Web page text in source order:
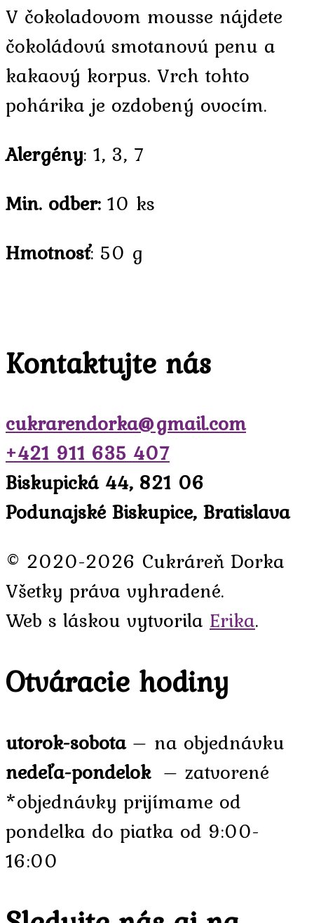
V čokoladovom mousse nájdete
čokoládovú smotanovú penu a
kakaový korpus. Vrch tohto
pohárika je ozdobený ovocím.
Alergény: 1, 3, 7
Min. odber: 10 ks
Hmotnosť: 50 g
Kontaktujte nás
cukrarendorka@gmail.com
+421 911 635 407
Biskupická 44, 821 06
Podunajské Biskupice, Bratislava
© 2020-2026 Cukráreň Dorka
Všetky práva vyhradené.
Web s láskou vytvorila Erika.
Otváracie hodiny
utorok-sobota– na objednávku
nedeľa-pondelok – zatvorené
*objednávky prijímame od
pondelka do piatka od 9:00-
16:00